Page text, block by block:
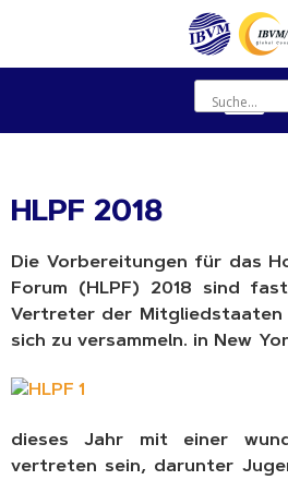
HLPF 2018
Die Vorbereitungen für das
Forum (HLPF) 2018 sind
Vertreter der Mitgliedstaaten
sich zu versammeln. in New
dieses Jahr mit einer
vertreten sein, darunter